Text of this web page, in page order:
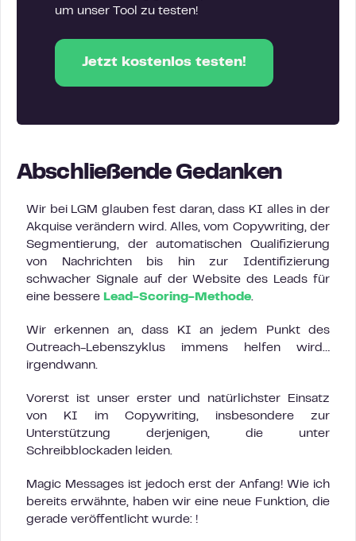
um unser Tool zu testen!
Jetzt kostenlos testen!
Abschließende Gedanken
Wir bei LGM glauben fest daran, dass KI alles in der
Akquise verändern wird. Alles, vom Copywriting, der
Segmentierung, der automatischen Qualifizierung
von Nachrichten bis hin zur Identifizierung
schwacher Signale auf der Website des Leads für
eine bessere Lead-Scoring-Methode
Wir erkennen an, dass KI an jedem Punkt des
Outreach-Lebenszyklus immens helfen wird…
irgendwann.
Vorerst ist unser erster und natürlichster Einsatz
von KI im Copywriting, insbesondere zur
Unterstützung derjenigen, die unter
Schreibblockaden leiden.
Magic Messages ist jedoch erst der Anfang! Wie ich
bereits erwähnte, haben wir eine neue Funktion, die
gerade veröffentlicht wurde: !